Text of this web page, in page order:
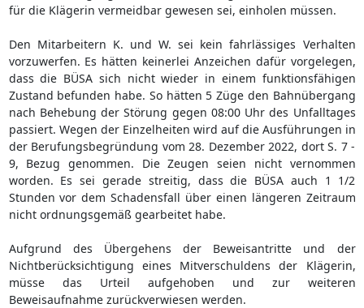
für die Klägerin vermeidbar gewesen sei, einholen müssen.
Den Mitarbeitern K. und W. sei kein fahrlässiges Verhalten
vorzuwerfen. Es hätten keinerlei Anzeichen dafür vorgelegen,
dass die BÜSA sich nicht wieder in einem funktionsfähigen
Zustand befunden habe. So hätten 5 Züge den Bahnübergang
nach Behebung der Störung gegen 08:00 Uhr des Unfalltages
passiert. Wegen der Einzelheiten wird auf die Ausführungen in
der Berufungsbegründung vom 28. Dezember 2022, dort S. 7 -
9, Bezug genommen. Die Zeugen seien nicht vernommen
worden. Es sei gerade streitig, dass die BÜSA auch 1 1/2
Stunden vor dem Schadensfall über einen längeren Zeitraum
nicht ordnungsgemäß gearbeitet habe.
Aufgrund des Übergehens der Beweisantritte und der
Nichtberücksichtigung eines Mitverschuldens der Klägerin,
müsse das Urteil aufgehoben und zur weiteren
Beweisaufnahme zurückverwiesen werden.